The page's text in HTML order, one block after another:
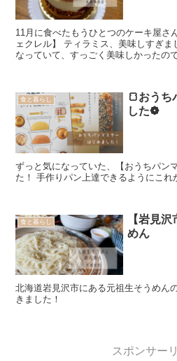
11月に食べたもうひとつのケーキ屋
ェクレル】 ティラミス、美味しすぎ
なっていて、すっごく美味しかったの
食と暮らし
🍞おうち
した❁
ずっと気になっていた、【おうちパン
た！ 手作りパン上達できるようにこれ
食と暮らし
【岩見
めん
北海道岩見沢市にある元祖生そうめん
きました！
スポンサー